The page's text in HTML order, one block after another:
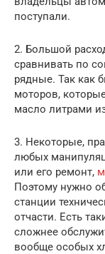
поступали.
2. Большой
сравнивать по
рядные. Так как
моторов,
масло литрами
3. Некоторые,
любых
или его ремонт,
Поэтому нужно
станции
отчасти. Есть
сложнее
вообще особых